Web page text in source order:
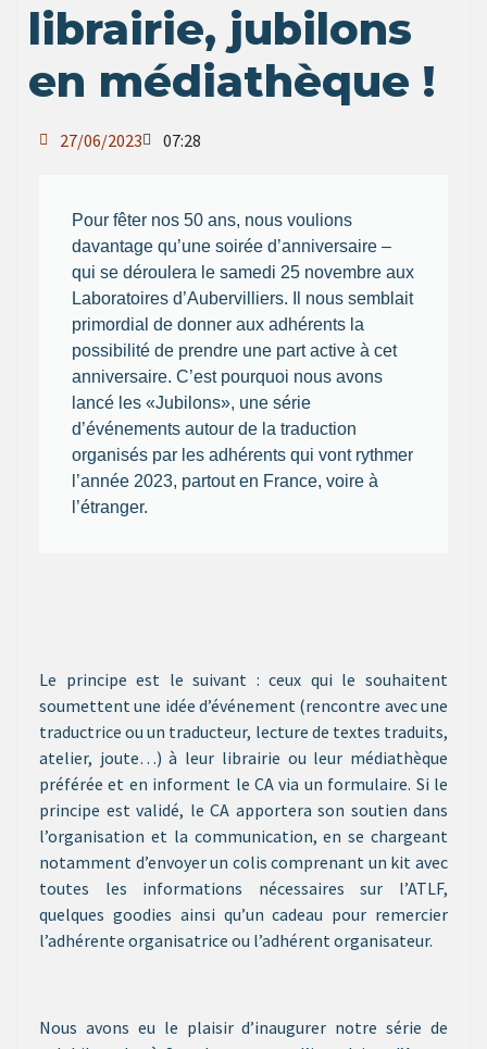
librairie, jubilons
en médiathèque !
27/06/2023 07:28
Pour fêter nos 50 ans, nous voulions
davantage qu’une soirée d’anniversaire –
qui se déroulera le samedi 25 novembre aux
Laboratoires d’Aubervilliers. Il nous semblait
primordial de donner aux adhérents la
possibilité de prendre une part active à cet
anniversaire. C’est pourquoi nous avons
lancé les «Jubilons», une série
d’événements autour de la traduction
organisés par les adhérents qui vont rythmer
l’année 2023, partout en France, voire à
l’étranger.
Le principe est le suivant : ceux qui le souhaitent
soumettent une idée d’événement (rencontre avec une
traductrice ou un traducteur, lecture de textes traduits,
atelier, joute…) à leur librairie ou leur médiathèque
préférée et en informent le CA via un formulaire. Si le
principe est validé, le CA apportera son soutien dans
l’organisation et la communication, en se chargeant
notamment d’envoyer un colis comprenant un kit avec
toutes les informations nécessaires sur l’ATLF,
quelques goodies ainsi qu’un cadeau pour remercier
l’adhérente organisatrice ou l’adhérent organisateur.
Nous avons eu le plaisir d’inaugurer notre série de